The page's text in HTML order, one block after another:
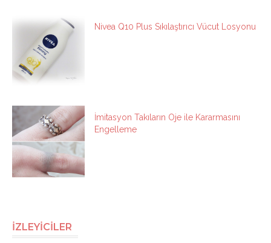
Nivea Q10 Plus Sıkılaştırıcı Vücut Losyonu
İmitasyon Takıların Oje ile Kararmasını
Engelleme
İZLEYİCİLER